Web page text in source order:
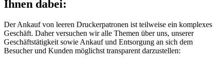
Ihnen dabei:
Der Ankauf von leeren Druckerpatronen ist teilweise ein komplexes
Geschäft. Daher versuchen wir alle Themen über uns, unserer
Geschäftstätigkeit sowie Ankauf und Entsorgung an sich dem
Besucher und Kunden möglichst transparent darzustellen: